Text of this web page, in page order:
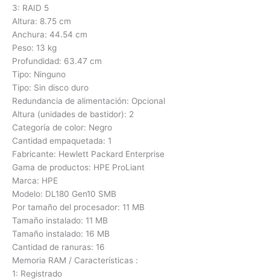
3: RAID 5
Altura: 8.75 cm
Anchura: 44.54 cm
Peso: 13 kg
Profundidad: 63.47 cm
Tipo: Ninguno
Tipo: Sin disco duro
Redundancia de alimentación: Opcional
Altura (unidades de bastidor): 2
Categoría de color: Negro
Cantidad empaquetada: 1
Fabricante: Hewlett Packard Enterprise
Gama de productos: HPE ProLiant
Marca: HPE
Modelo: DL180 Gen10 SMB
Por tamaño del procesador: 11 MB
Tamaño instalado: 11 MB
Tamaño instalado: 16 MB
Cantidad de ranuras: 16
Memoria RAM / Características :
1: Registrado